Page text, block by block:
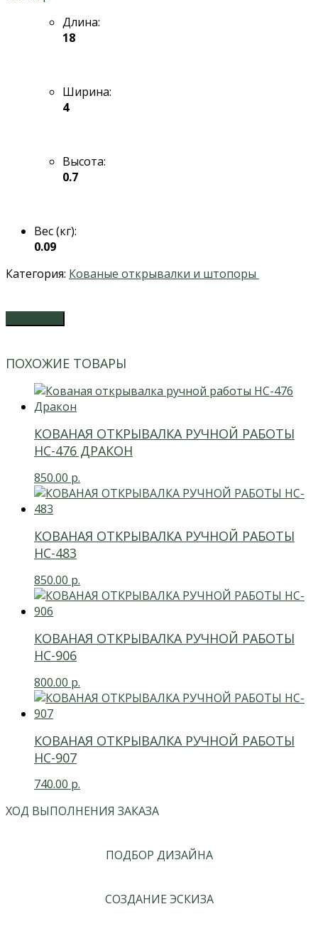
Длина:
18
Ширина:
4
Высота:
0.7
Вес (кг):
0.09
Категория: Кованые открывалки и штопоры
ПОХОЖИЕ ТОВАРЫ
КОВАНАЯ ОТКРЫВАЛКА РУЧНОЙ РАБОТЫ
HC-476 ДРАКОН
850.00 р.
КОВАНАЯ ОТКРЫВАЛКА РУЧНОЙ РАБОТЫ
HC-483
850.00 р.
КОВАНАЯ ОТКРЫВАЛКА РУЧНОЙ РАБОТЫ
HC-906
800.00 р.
КОВАНАЯ ОТКРЫВАЛКА РУЧНОЙ РАБОТЫ
HC-907
740.00 р.
ХОД ВЫПОЛНЕНИЯ ЗАКАЗА
ПОДБОР ДИЗАЙНА
СОЗДАНИЕ ЭСКИЗА